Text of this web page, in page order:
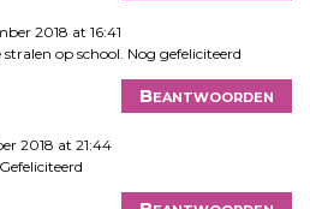
2018 at 16:41
stralen op school. Nog gefeliciteerd
Beantwoorden
2018 at 21:44